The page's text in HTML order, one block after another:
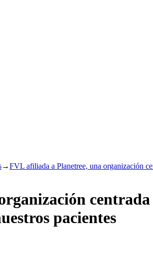
→FVL afiliada a Planetree, una organización
pacientes